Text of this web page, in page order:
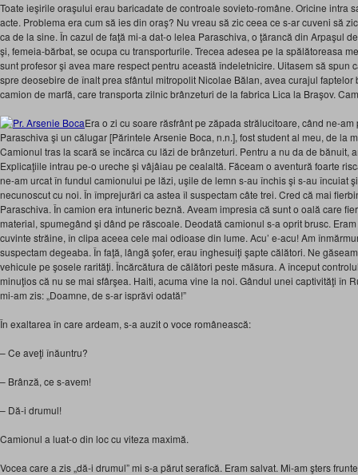
Toate ieşirile oraşului erau baricadate de controale sovieto-române. Oricine intra
acte. Problema era cum să ies din oraş? Nu vreau să zic ceea ce s-ar cuveni să
ca de la sine. În cazul de faţă mi-a dat-o lelea Paraschiva, o ţărancă din Arpaşul
şi, femeia-bărbat, se ocupa cu transporturile. Trecea adesea pe la spălătoreasa
sunt profesor şi avea mare respect pentru această îndeletnicire. Uitasem să spun
spre deosebire de înalt prea sfântul mitropolit Nicolae Bălan, avea curajul
camion de marfă, care transporta zilnic brânzeturi de la fabrica Lica la Braşov.
Era o zi cu soare răsfrânt pe zăpada strălucitoare, când ne-
Paraschiva şi un călugar [Părintele Arsenie Boca, n.n.], fost student al meu, de la
Camionul tras la scară se încărca cu lăzi de brânzeturi. Pentru a nu da de bănuit,
Explicaţiile intrau pe-o ureche şi vâjâiau pe cealaltă. Făceam o aventură foarte
ne-am urcat în fundul camionului pe lăzi, uşile de lemn s-au închis şi s-au încuiat
necunoscut cu noi. În împrejurări ca astea îl suspectam câte trei. Cred că mai
Paraschiva. În camion era întuneric beznă. Aveam impresia că sunt o oală care
material, spumegând şi dând pe răscoale. Deodată camionul s-a oprit brusc.
cuvinte străine, în clipa aceea cele mai odioase din lume. Acu’ e-acu! Am
suspectam degeaba. În faţă, lângă şofer, erau înghesuiţi şapte călători. Ne
vehicule pe şosele rarităţi. Încărcătura de călători peste măsura. A început
minuţios că nu se mai sfârşea. Haiti, acuma vine la noi. Gândul unei captivităţi în
mi-am zis: „Doamne, de s-ar isprăvi odată!”
În exaltarea în care ardeam, s-a auzit o voce românească:
– Ce aveţi înăuntru?
– Brânză, ce s-avem!
– Dă-i drumul!
Camionul a luat-o din loc cu viteza maximă.
Vocea care a zis „dă-i drumul” mi s-a părut serafică. Eram salvat. Mi-am şters